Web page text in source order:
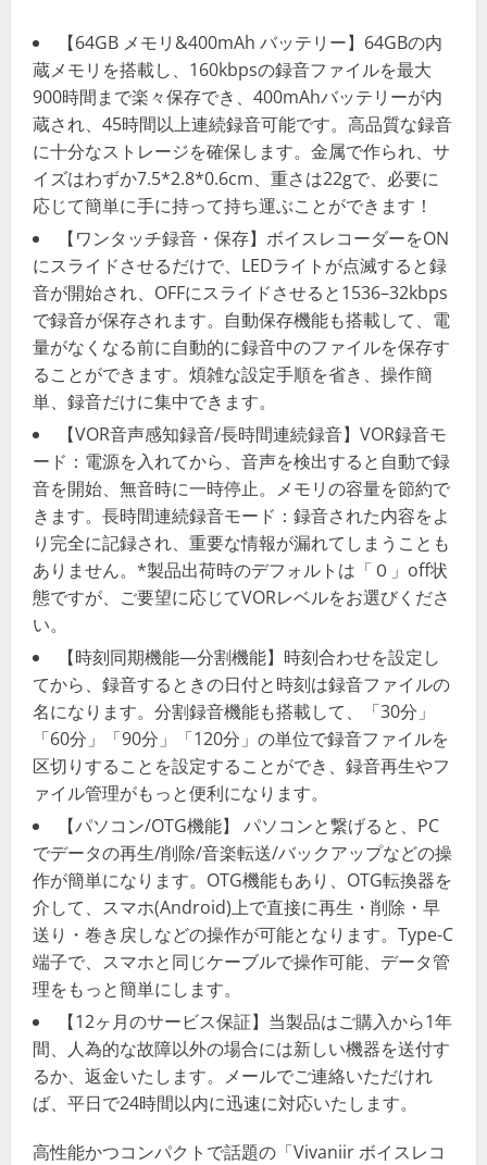
【64GB メモリ&400mAh バッテリー】64GBの内
蔵メモリを搭載し、160kbpsの録音ファイルを最大
900時間まで楽々保存でき、400mAhバッテリーが内
蔵され、45時間以上連続録音可能です。高品質な録音
に十分なストレージを確保します。金属で作られ、サ
イズはわずか7.5*2.8*0.6cm、重さは22gで、必要に
応じて簡単に手に持って持ち運ぶことができます！
【ワンタッチ録音・保存】ボイスレコーダーをON
にスライドさせるだけで、LEDライトが点滅すると録
音が開始され、OFFにスライドさせると1536–32kbps
で録音が保存されます。自動保存機能も搭載して、電
量がなくなる前に自動的に録音中のファイルを保存す
ることができます。煩雑な設定手順を省き、操作簡
単、録音だけに集中できます。
【VOR音声感知録音/長時間連続録音】VOR録音モ
ード：電源を入れてから、音声を検出すると自動で録
音を開始、無音時に一時停止。メモリの容量を節約で
きます。長時間連続録音モード：録音された内容をよ
り完全に記録され、重要な情報が漏れてしまうことも
ありません。*製品出荷時のデフォルトは「０」off状
態ですが、ご要望に応じてVORレベルをお選びくださ
い。
【時刻同期機能—分割機能】時刻合わせを設定し
てから、録音するときの日付と時刻は録音ファイルの
名になります。分割録音機能も搭載して、「30分」
「60分」「90分」「120分」の単位で録音ファイルを
区切りすることを設定することができ、録音再生やフ
ァイル管理がもっと便利になります。
【パソコン/OTG機能】 パソコンと繋げると、PC
でデータの再生/削除/音楽転送/バックアップなどの操
作が簡単になります。OTG機能もあり、OTG転換器を
介して、スマホ(Android)上で直接に再生・削除・早
送り・巻き戻しなどの操作が可能となります。Type-C
端子で、スマホと同じケーブルで操作可能、データ管
理をもっと簡単にします。
【12ヶ月のサービス保証】当製品はご購入から1年
間、人為的な故障以外の場合には新しい機器を送付す
るか、返金いたします。メールでご連絡いただけれ
ば、平日で24時間以内に迅速に対応いたします。
高性能かつコンパクトで話題の「Vivaniir ボイスレコ